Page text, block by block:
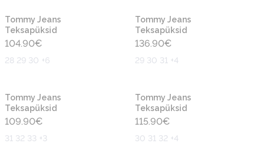
Tommy Jeans
Teksapüksid
104.90€
28 29 30 +6
Tommy Jeans
Teksapüksid
136.90€
29 30 31 +4
Tommy Jeans
Teksapüksid
109.90€
31 32 33 +3
Tommy Jeans
Teksapüksid
115.90€
30 31 32 +4